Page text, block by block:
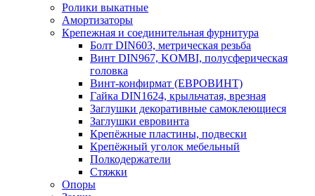
Ролики выкатные
Амортизаторы
Крепежная и соединительная фурнитура
Болт DIN603, метрическая резьба
Винт DIN967, KOMBI, полусферическая
головка
Винт-конфирмат (ЕВРОВИНТ)
Гайка DIN1624, крыльчатая, врезная
Заглушки декоративные самоклеющиеся
Заглушки евровинта
Крепёжные пластины, подвески
Крепёжный уголок мебельный
Полкодержатели
Стяжки
Опоры